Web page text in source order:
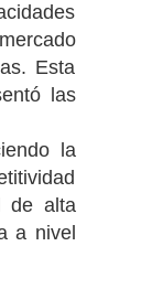
Esta
las
la
de alta
a nivel